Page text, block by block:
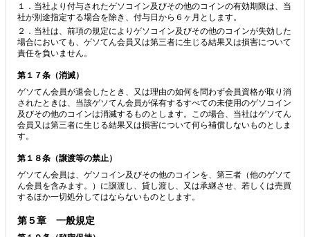
１．当社より付与されたゲソコイン及びその他のコインの有効期限は、当
社が別途指定する場合を除き、付与日から６ヶ月とします。
２．当社は、前項の規定によりゲソコイン及びその他のコインが失効した
場合においても、ゲソてん会員又は第三者に生じる結果又は損害について
責任を負いません。
第１７条（消滅）
ゲソてん会員が退会したとき、又は理由の如何を問わず会員資格が取り消
されたときは、当該ゲソてん会員が保有するすべての未使用のゲソコイン
及びその他のコインは消滅するものとします。この場合、当社はゲソてん
会員又は第三者に生じる結果又は損害について何ら補償しないものとしま
す。
第１８条（譲渡等の禁止）
ゲソてん会員は、ゲソコイン及びその他のコインを、第三者（他のゲソて
ん会員を含みます。）に譲渡し、貸し渡し、又は承継させ、若しくは売買
するほか一切処分してはならないものとします。
第５章 一般規定